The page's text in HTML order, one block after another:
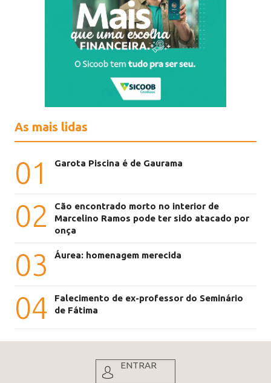
As mais lidas
01 Garota Piscina é de Gaurama
02
Cão encontrado morto no interior de
Marcelino Ramos pode ter sido atacado por
onça
03 Áurea: homenagem merecida
04
Falecimento de ex-professor do Seminário
de Fátima
ENTRAR